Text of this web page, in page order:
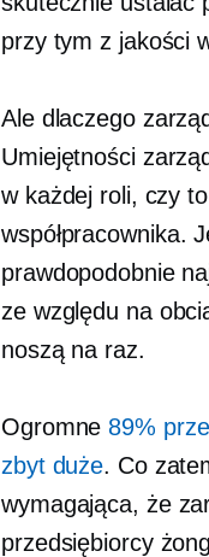
przy tym z jakości
Ale dlaczego
Umiejętności
w każdej roli, czy
współpracownika.
prawdopodobnie
ze względu na
noszą na raz.
Ogromne 89%
zbyt duże. Co
wymagająca, że
przedsiębiorcy